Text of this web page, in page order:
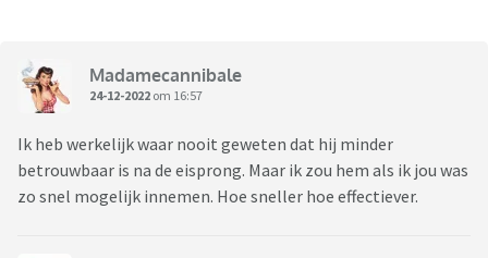
Madamecannibale
24-12-2022 om 16:57
Ik heb werkelijk waar nooit geweten dat hij minder
betrouwbaar is na de eisprong. Maar ik zou hem als ik jou was
zo snel mogelijk innemen. Hoe sneller hoe effectiever.